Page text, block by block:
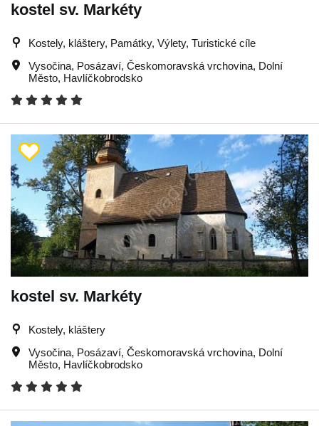
kostel sv. Markéty
Kostely, kláštery, Památky, Výlety, Turistické cíle
Vysočina, Posázaví, Českomoravská vrchovina, Dolní
Město, Havlíčkobrodsko
kostel sv. Markéty
Kostely, kláštery
Vysočina, Posázaví, Českomoravská vrchovina, Dolní
Město, Havlíčkobrodsko